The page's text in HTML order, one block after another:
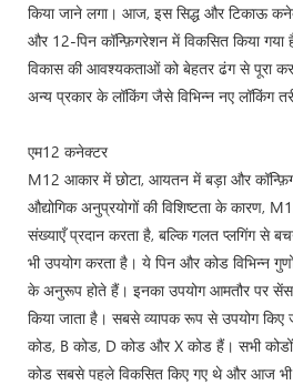
किया जाने लगा। आज, इस सिद्ध और टिकाऊ
और 12-पिन कॉन्फ़िगरेशन में विकसित किया गया
विकास की आवश्यकताओं को बेहतर ढंग से पूरा
अन्य प्रकार के लॉकिंग जैसे विभिन्न नए लॉकिंग
एम12 कनेक्टर
M12 आकार में छोटा, आयतन में बड़ा और
औद्योगिक अनुप्रयोगों की विशिष्टता के कारण,
संख्याएँ प्रदान करता है, बल्कि गलत प्लगिंग से
भी उपयोग करता है। ये पिन और कोड विभिन्न
के अनुरूप होते हैं। इनका उपयोग आमतौर पर
किया जाता है। सबसे व्यापक रूप से उपयोग
कोड, B कोड, D कोड और X कोड हैं। सभी
कोड सबसे पहले विकसित किए गए थे और आज